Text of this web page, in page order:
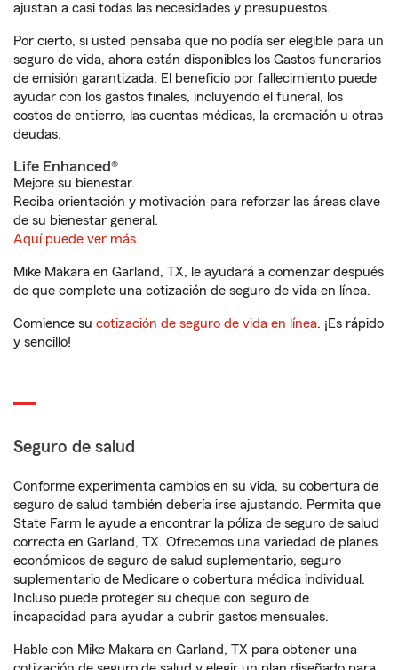
ajustan a casi todas las necesidades y presupuestos.
Por cierto, si usted pensaba que no podía ser elegible para un
seguro de vida, ahora están disponibles los Gastos funerarios
de emisión garantizada. El beneficio por fallecimiento puede
ayudar con los gastos finales, incluyendo el funeral, los
costos de entierro, las cuentas médicas, la cremación u otras
deudas.
Life Enhanced®
Mejore su bienestar.
Reciba orientación y motivación para reforzar las áreas clave
de su bienestar general.
Aquí puede ver más.
Mike Makara en Garland, TX, le ayudará a comenzar después
de que complete una cotización de seguro de vida en línea.
Comience su cotización de seguro de vida en línea. ¡Es rápido
y sencillo!
Seguro de salud
Conforme experimenta cambios en su vida, su cobertura de
seguro de salud también debería irse ajustando. Permita que
State Farm le ayude a encontrar la póliza de seguro de salud
correcta en Garland, TX. Ofrecemos una variedad de planes
económicos de seguro de salud suplementario, seguro
suplementario de Medicare o cobertura médica individual.
Incluso puede proteger su cheque con seguro de
incapacidad para ayudar a cubrir gastos mensuales.
Hable con Mike Makara en Garland, TX para obtener una